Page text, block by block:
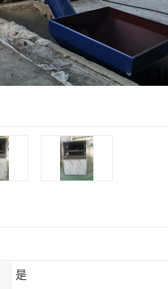
是